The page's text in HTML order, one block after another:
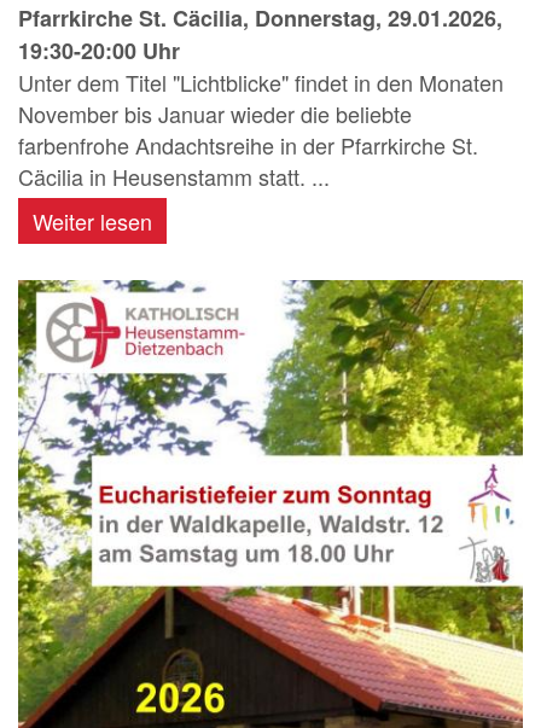
Pfarrkirche St. Cäcilia, Donnerstag, 29.01.2026,
19:30-20:00 Uhr
Unter dem Titel "Lichtblicke" findet in den Monaten
November bis Januar wieder die beliebte
farbenfrohe Andachtsreihe in der Pfarrkirche St.
Cäcilia in Heusenstamm statt. ...
Weiter lesen